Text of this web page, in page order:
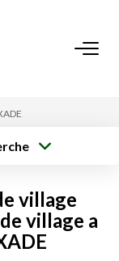
Budget max
Créer une
village
village a